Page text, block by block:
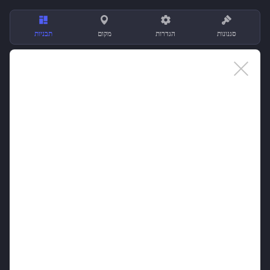
תבניות מקום הגדרות סגנונות